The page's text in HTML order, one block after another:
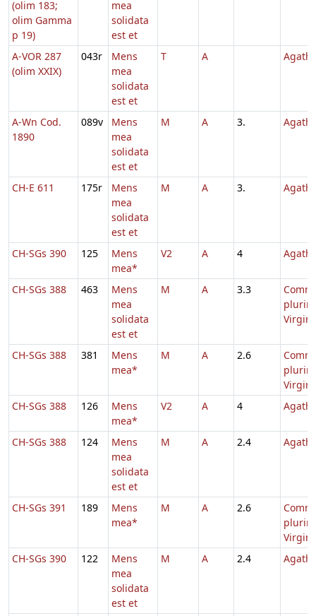
(olim 183;
olim Gamma
p 19)
mea
solidata
est et
A-VOR 287
(olim XXIX)
043r
Mens
mea
solidata
est et
T A
A-Wn Cod.
1890
089v
Mens
mea
solidata
est et
M A 3.
CH-E 611 175r
Mens
mea
solidata
est et
M A 3.
CH-SGs 390 125
Mens
mea*
V2 A 4
CH-SGs 388 463
Mens
mea
solidata
est et
M A 3.3
Comm.
CH-SGs 388 381
Mens
mea*
M A 2.6
Comm.
CH-SGs 388
126
Mens
mea*
V2 A 4
CH-SGs 388 124
Mens
mea
solidata
est et
M A 2.4
CH-SGs 391 189
Mens
mea*
M A 2.6
Comm.
CH-SGs 390
122
Mens
mea
solidata
est et
M A 2.4